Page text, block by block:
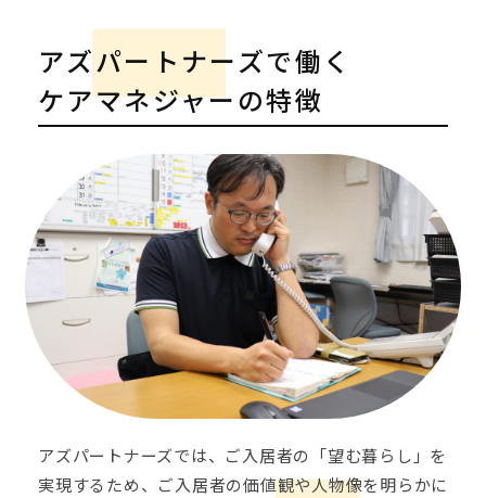
アズパートナーズで働く
ケアマネジャーの特徴
アズパートナーズでは、ご入居者の「望む暮らし」を
実現するため、ご入居者の価値観や人物像を明らかに